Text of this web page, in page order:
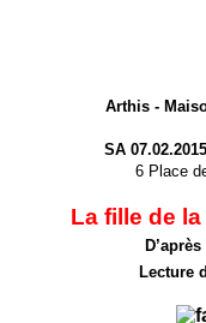
Arthis -
SA
6 Place
La fille de
Lecture